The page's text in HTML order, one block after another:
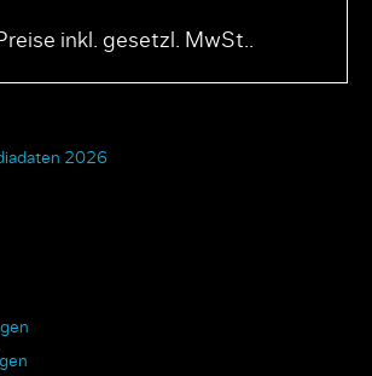
inkl. gesetzl. MwSt..
2026